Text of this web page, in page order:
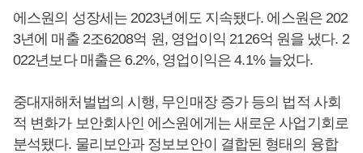
에스원의 성장세는 2023년에도 지속됐다. 에스원은 202
3년에 매출 2조6208억 원, 영업이익 2126억 원을 냈다. 2
022년보다 매출은 6.2%, 영업이익은 4.1% 늘었다.
중대재해처벌법의 시행, 무인매장 증가 등의 법적 사회
적 변화가 보안회사인 에스원에게는 새로운 사업기회로
분석됐다. 물리보안과 정보보안이 결합된 형태의 융합